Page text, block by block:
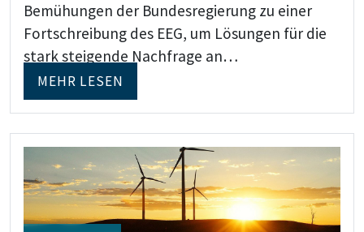
Bemühungen der Bundesregierung zu einer
Fortschreibung des EEG, um Lösungen für die
stark steigende Nachfrage an…
MEHR LESEN